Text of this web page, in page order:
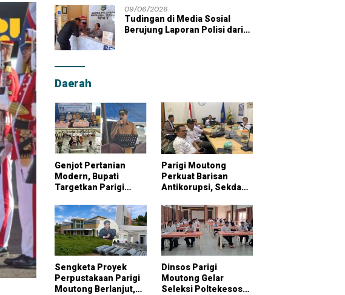
09/06/2026
Tudingan di Media Sosial
Berujung Laporan Polisi dari
Daerah
Genjot Pertanian
Modern, Bupati
Targetkan Parigi
Lumbung Pangan
Nasional
Parigi Moutong
Perkuat Barisan
Antikorupsi, Sekda
Bersama KPK
Sengketa Proyek
Perpustakaan Parigi
Moutong Berlanjut,
Dinsos Parigi
Moutong Gelar
Seleksi Poltekesos